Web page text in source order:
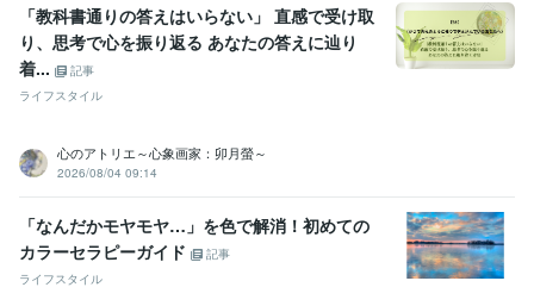
「教科書通りの答えはいらない」 直感で受け取
り、思考で心を振り返る あなたの答えに辿り
着...
記事
ライフスタイル
心のアトリエ～心象画家：卯月螢～
2026/08/04 09:14
「なんだかモヤモヤ…」を色で解消！初めての
カラーセラピーガイド
記事
ライフスタイル